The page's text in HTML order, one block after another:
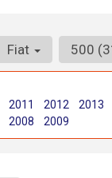
2011 2012 2013
2008 2009
Fiat 500